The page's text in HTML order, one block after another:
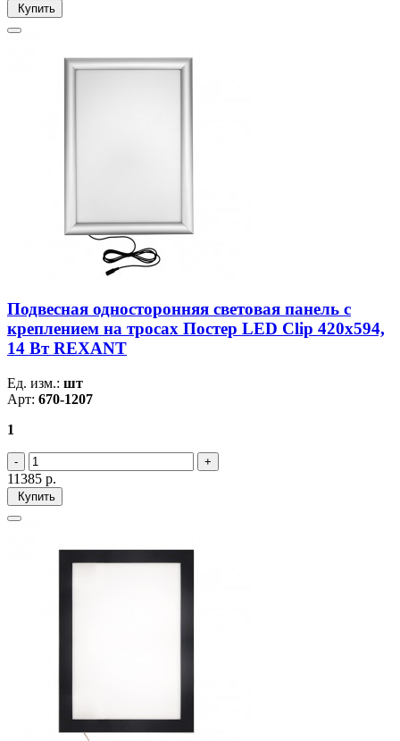
Купить
Подвесная односторонняя световая панель с
креплением на тросах Постер LED Clip 420х594,
14 Вт REXANT
Ед. изм.: шт
Арт: 670-1207
1
11385 р.
Купить